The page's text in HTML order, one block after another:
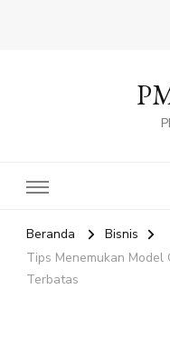
Beranda
Bisnis
Tips Menemukan Model
Terbatas